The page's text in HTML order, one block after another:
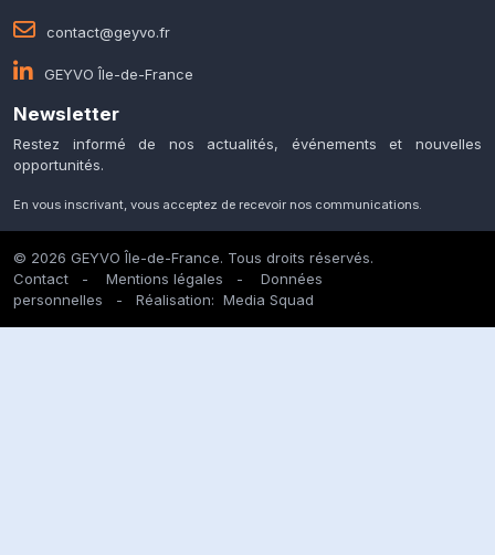
contact@geyvo.fr
GEYVO Île-de-France
Newsletter
Restez informé de nos actualités, événements et nouvelles
opportunités.
En vous inscrivant, vous acceptez de recevoir nos communications.
© 2026 GEYVO Île-de-France. Tous droits réservés.
Contact - Mentions légales - Données
personnelles - Réalisation: Media Squad